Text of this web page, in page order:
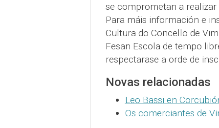
se comprometan a
Para máis información e
Cultura do Concello de
Fesan Escola de tempo
respectarase a orde de
Novas relacionadas
Leo Bassi en
Os comerciantes de